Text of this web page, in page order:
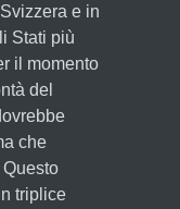
e in
Stati più
il momento
del
che
triplice